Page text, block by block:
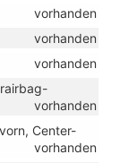
vorhanden
vorhanden
vorhanden
vorhanden
Center-
vorhanden